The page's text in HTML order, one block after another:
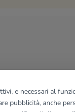
e necessari al
pubblicità, anche